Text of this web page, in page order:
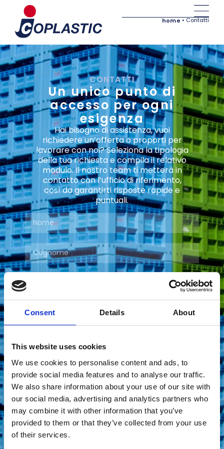
Consent Details About
This website uses cookies
We use cookies to personalise content and ads, to
provide social media features and to analyse our traffic.
We also share information about your use of our site with
our social media, advertising and analytics partners who
may combine it with other information that you’ve
provided to them or that they’ve collected from your use
of their services.
home•Contatti
CONTATTI
Un unico punto di
accesso per ogni
esigenza
Hai bisogno di assistenza, vuoi
richiedere un’offerta o proporti per
lavorare con noi? Seleziona la tipologia
della tua richiesta e compila il relativo
modulo. Il nostro team ti metterà in
contatto con l’ufficio di riferimento,
così da garantirti risposte rapide e
puntuali.